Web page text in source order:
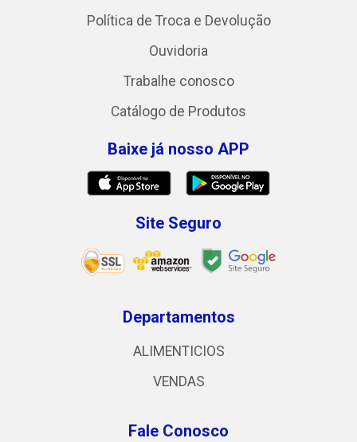
Política de Troca e Devolução
Ouvidoria
Trabalhe conosco
Catálogo de Produtos
Baixe já nosso APP
Site Seguro
Departamentos
ALIMENTICIOS
VENDAS
Fale Conosco